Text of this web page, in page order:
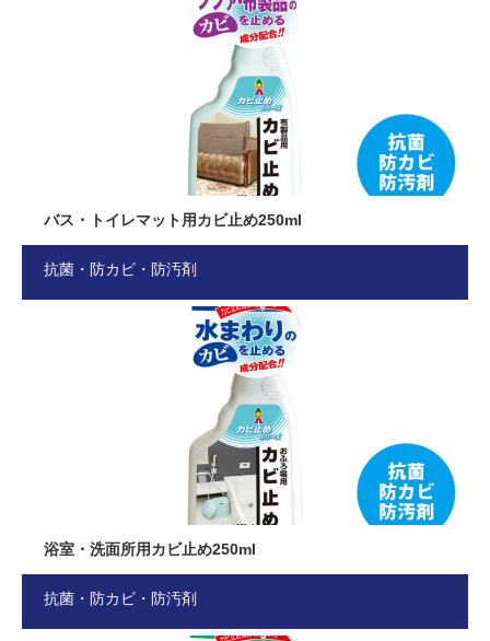
バス・トイレマット用カビ止め250ml
抗菌・防カビ・防汚剤
浴室・洗面所用カビ止め250ml
抗菌・防カビ・防汚剤